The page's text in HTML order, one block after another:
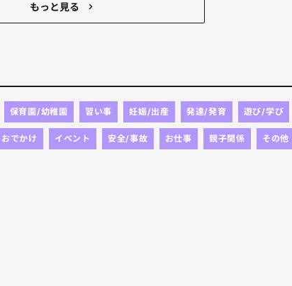
もっと見る
保育園/幼稚園 習い事 妊娠/出産 発達/発育 遊び/学び
おでかけ イベント 安全/事故 お仕事 親子関係 その他